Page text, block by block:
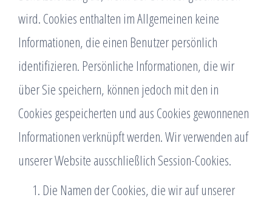
wird. Cookies enthalten im Allgemeinen keine
Informationen, die einen Benutzer persönlich
identifizieren. Persönliche Informationen, die wir
über Sie speichern, können jedoch mit den in
Cookies gespeicherten und aus Cookies gewonnenen
Informationen verknüpft werden. Wir verwenden auf
unserer Website ausschließlich Session-Cookies.
Die Namen der Cookies, die wir auf unserer